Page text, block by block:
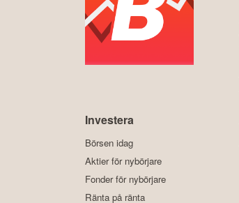
Investera
Börsen idag
Aktier för nybörjare
Fonder för nybörjare
Ränta på ränta